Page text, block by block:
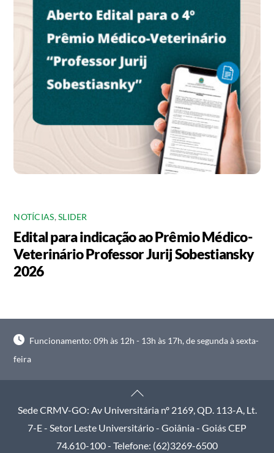
NOTÍCIAS,SLIDER
Edital para indicação ao Prêmio Médico-
Veterinário Professor Jurij Sobestiansky
2026
Funcionamento: 09h às 12h - 13h às 17h, de segunda à sexta-
feira
Back
To
Top
Sede CRMV-GO: Av Universitária nº 2169, QD. 113-A, Lt.
7-E - Setor Leste Universitário - Goiânia - Goiás CEP
74.610-100 - Telefone: (62)3269-6500